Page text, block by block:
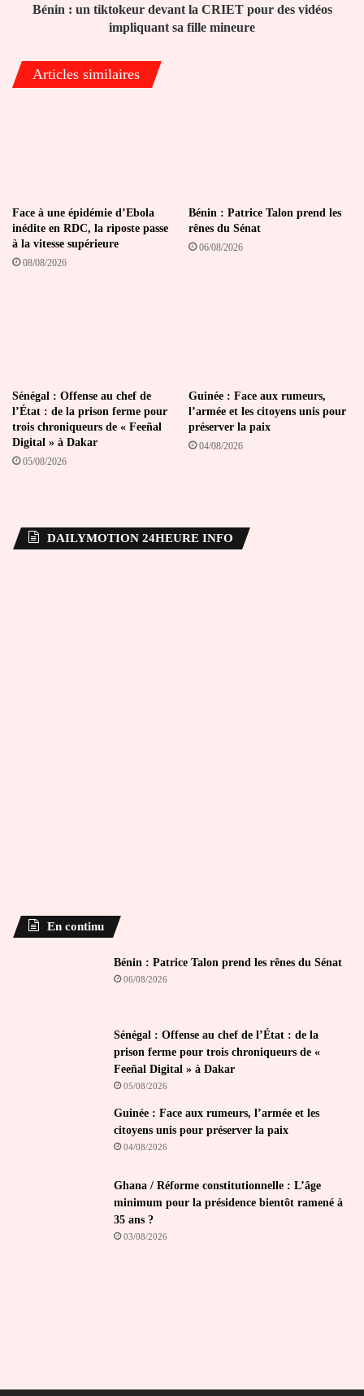
vidéos
fille
mineure
Bénin : un tiktokeur devant la CRIET pour des vidéos
impliquant sa fille mineure
Articles similaires
Face à une épidémie d’Ebola
inédite en RDC, la riposte passe
à la vitesse supérieure
08/08/2026
Bénin : Patrice Talon prend les
rênes du Sénat
06/08/2026
Sénégal : Offense au chef de
l’État : de la prison ferme pour
trois chroniqueurs de « Feeñal
Digital » à Dakar
05/08/2026
Guinée : Face aux rumeurs,
l’armée et les citoyens unis pour
préserver la paix
04/08/2026
DAILYMOTION 24HEURE INFO
En continu
Bénin : Patrice Talon prend les rênes du Sénat
06/08/2026
Sénégal : Offense au chef de l’État : de la
prison ferme pour trois chroniqueurs de «
Feeñal Digital » à Dakar
05/08/2026
Guinée : Face aux rumeurs, l’armée et les
citoyens unis pour préserver la paix
04/08/2026
Ghana / Réforme constitutionnelle : L’âge
minimum pour la présidence bientôt ramené à
35 ans ?
03/08/2026